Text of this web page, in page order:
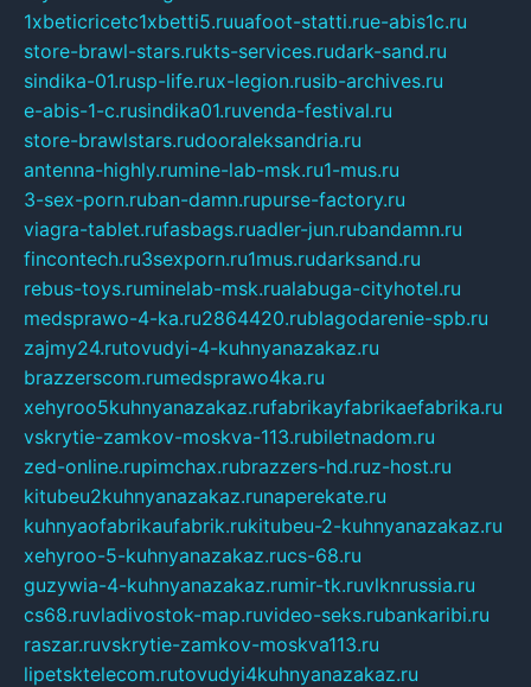
1xbeticricetc1xbetti5.ruuafoot-statti.rue-abis1c.ru
store-brawl-stars.rukts-services.rudark-sand.ru
sindika-01.rusp-life.rux-legion.rusib-archives.ru
e-abis-1-c.rusindika01.ruvenda-festival.ru
store-brawlstars.rudooraleksandria.ru
antenna-highly.rumine-lab-msk.ru1-mus.ru
3-sex-porn.ruban-damn.rupurse-factory.ru
viagra-tablet.rufasbags.ruadler-jun.rubandamn.ru
fincontech.ru3sexporn.ru1mus.rudarksand.ru
rebus-toys.ruminelab-msk.rualabuga-cityhotel.ru
medsprawo-4-ka.ru2864420.rublagodarenie-spb.ru
zajmy24.rutovudyi-4-kuhnyanazakaz.ru
brazzerscom.rumedsprawo4ka.ru
xehyroo5kuhnyanazakaz.rufabrikayfabrikaefabrika.ru
vskrytie-zamkov-moskva-113.rubiletnadom.ru
zed-online.rupimchax.rubrazzers-hd.ruz-host.ru
kitubeu2kuhnyanazakaz.runaperekate.ru
kuhnyaofabrikaufabrik.rukitubeu-2-kuhnyanazakaz.ru
xehyroo-5-kuhnyanazakaz.rucs-68.ru
guzywia-4-kuhnyanazakaz.rumir-tk.ruvlknrussia.ru
cs68.ruvladivostok-map.ruvideo-seks.rubankaribi.ru
raszar.ruvskrytie-zamkov-moskva113.ru
lipetsktelecom.rutovudyi4kuhnyanazakaz.ru